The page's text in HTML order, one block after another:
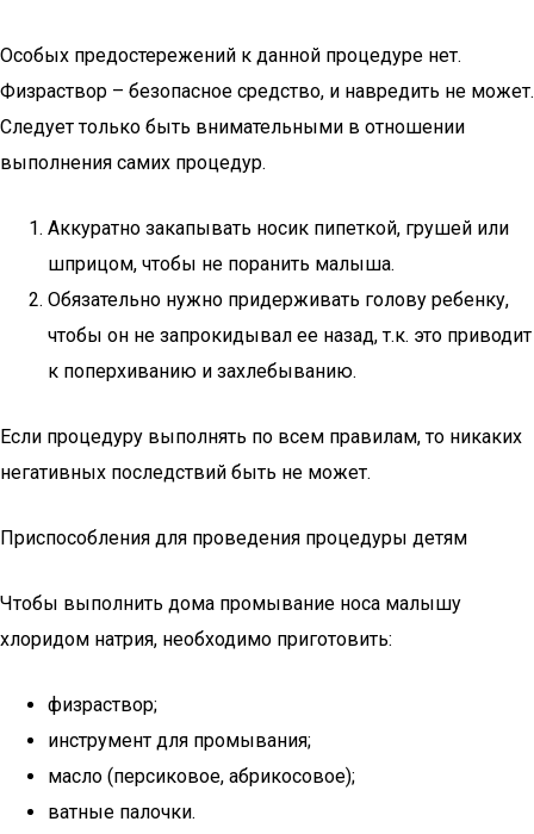
Особых предостережений к данной процедуре нет.
Физраствор – безопасное средство, и навредить не может.
Следует только быть внимательными в отношении
выполнения самих процедур.
Аккуратно закапывать носик пипеткой, грушей или
шприцом, чтобы не поранить малыша.
Обязательно нужно придерживать голову ребенку,
чтобы он не запрокидывал ее назад, т.к. это приводит
к поперхиванию и захлебыванию.
Если процедуру выполнять по всем правилам, то никаких
негативных последствий быть не может.
Приспособления для проведения процедуры детям
Чтобы выполнить дома промывание носа малышу
хлоридом натрия, необходимо приготовить:
физраствор;
инструмент для промывания;
масло (персиковое, абрикосовое);
ватные палочки.